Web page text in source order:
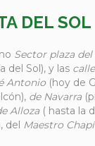
DEL SOL
Sector plaza
del Sol), y las
Antonio (hoy de
de Navarra
Alloza ( hasta la
del Maestro